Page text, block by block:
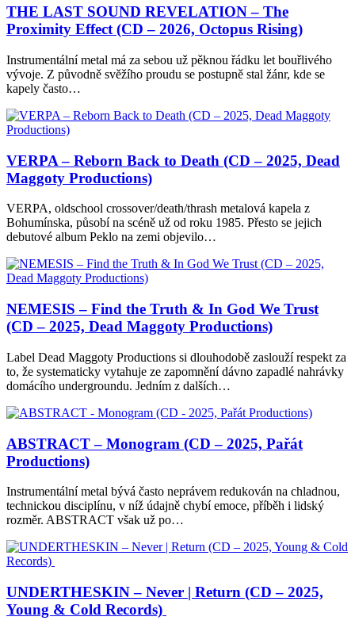
THE LAST SOUND REVELATION – The
Proximity Effect (CD – 2026, Octopus Rising)
Instrumentální metal má za sebou už pěknou řádku let bouřlivého
vývoje. Z původně svěžího proudu se postupně stal žánr, kde se
kapely často…
VERPA – Reborn Back to Death (CD – 2025, Dead
Maggoty Productions)
VERPA, oldschool crossover/death/thrash metalová kapela z
Bohumínska, působí na scéně už od roku 1985. Přesto se jejich
debutové album Peklo na zemi objevilo…
NEMESIS – Find the Truth & In God We Trust
(CD – 2025, Dead Maggoty Productions)
Label Dead Maggoty Productions si dlouhodobě zaslouží respekt za
to, že systematicky vytahuje ze zapomnění dávno zapadlé nahrávky
domácího undergroundu. Jedním z dalších…
ABSTRACT – Monogram (CD – 2025, Pařát
Productions)
Instrumentální metal bývá často neprávem redukován na chladnou,
technickou disciplínu, v níž údajně chybí emoce, příběh i lidský
rozměr. ABSTRACT však už po…
UNDERTHESKIN – Never | Return (CD – 2025,
Young & Cold Records)